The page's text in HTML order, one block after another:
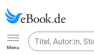
Ebook.de
Menu